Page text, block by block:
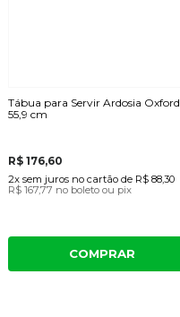
Tábua para Servir Ardosia Oxford
55,9 cm
R$ 176,60
2x sem juros no cartãode R$ 88,30
R$ 167,77 no boleto ou pix
COMPRAR